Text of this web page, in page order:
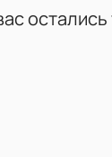
остались